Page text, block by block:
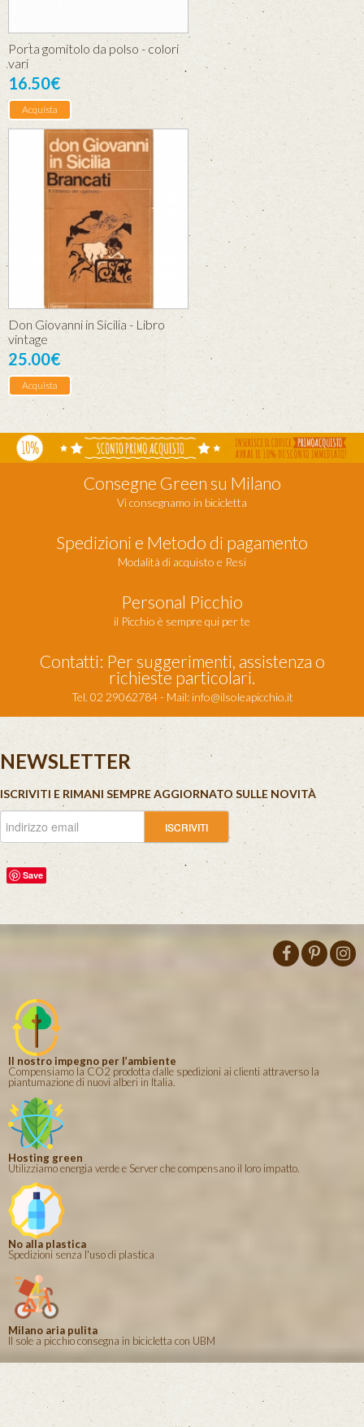
Porta gomitolo da polso - colori
vari
16.50€
Acquista
Don Giovanni in Sicilia - Libro
vintage
25.00€
Acquista
Consegne Green su Milano
Vi consegnamo in bicicletta
Spedizioni e Metodo di pagamento
Modalità di acquisto e Resi
Personal Picchio
il Picchio è sempre qui per te
Contatti: Per suggerimenti, assistenza o
richieste particolari.
Tel. 02 29062784 - Mail: info@ilsoleapicchio.it
NEWSLETTER
ISCRIVITI E RIMANI SEMPRE AGGIORNATO SULLE NOVITÀ
Save
Il nostro impegno per l’ambiente
Compensiamo la CO2 prodotta dalle spedizioni ai clienti attraverso la
piantumazione di nuovi alberi in Italia.
Hosting green
Utilizziamo energia verde e Server che compensano il loro impatto.
No alla plastica
Spedizioni senza l'uso di plastica
Milano aria pulita
Il sole a picchio consegna in bicicletta con UBM